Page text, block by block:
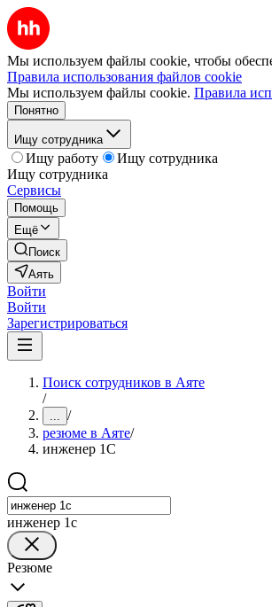
Мы используем файлы cookie, чтобы
Правила использования файлов cookie
Мы используем файлы cookie. Правила
Понятно
Ищу сотрудника
Ищу работу
Ищу сотрудника
Ищу сотрудника
Сервисы
Помощь
Ещё
Поиск
Аять
Войти
Войти
Зарегистрироваться
Поиск сотрудников в Аяте
/
... /
резюме в Аяте/
инженер 1С
инженер 1с
Резюме